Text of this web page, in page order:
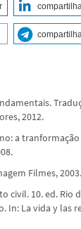
2012.
a
Filmes,
civil. 10. ed. Rio
In: La vida y las